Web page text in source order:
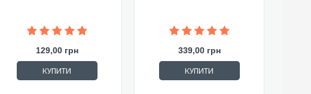
129,00 грн
КУПИТИ
339,00 грн
КУПИТИ